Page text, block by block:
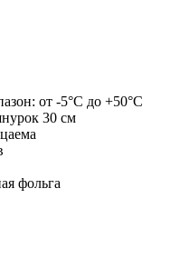
от -5°C до +50°C
30 см
фольга